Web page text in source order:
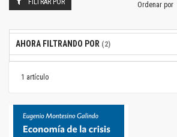
1 artículo
Ordenar por
FILTRAR POR
AHORA FILTRANDO POR